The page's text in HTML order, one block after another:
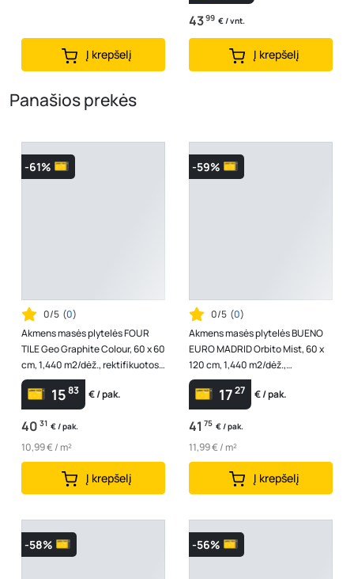
Į krepšelį
4399 € / vnt.
Į krepšelį
Panašios prekės
-61%
0/5 (0)
Akmens masės plytelės FOUR
TILE Geo Graphite Colour, 60 x 60
cm, 1,440 m2/dėž., rektifikuotos,
glazūruotos, grafito sp.
1583 € / pak.
40 31 € / pak.
10,99 € / m²
Į krepšelį
-59%
0/5 (0)
Akmens masės plytelės BUENO
EURO MADRID Orbito Mist, 60 x
120 cm, 1,440 m2/dėž.,
glazūruotos, rektifikuotos,
poliruotos,...
1727 € / pak.
41 75 € / pak.
11,99 € / m²
Į krepšelį
-58% -56%